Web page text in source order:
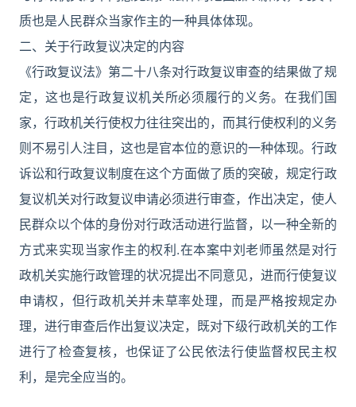
质也是人民群众当家作主的一种具体体现。
二、关于行政复议决定的内容
《行政复议法》第二十八条对行政复议审查的结果做了规
定，这也是行政复议机关所必须履行的义务。在我们国
家，行政机关行使权力往往突出的，而其行使权利的义务
则不易引人注目，这也是官本位的意识的一种体现。行政
诉讼和行政复议制度在这个方面做了质的突破，规定行政
复议机关对行政复议申请必须进行审查，作出决定，使人
民群众以个体的身份对行政活动进行监督，以一种全新的
方式来实现当家作主的权利.在本案中刘老师虽然是对行
政机关实施行政管理的状况提出不同意见，进而行使复议
申请权，但行政机关并未草率处理，而是严格按规定办
理，进行审查后作出复议决定，既对下级行政机关的工作
进行了检查复核，也保证了公民依法行使监督权民主权
利，是完全应当的。